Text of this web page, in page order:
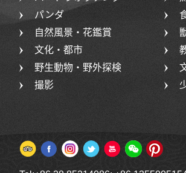
パンダ
自然風景・花鑑賞
文化・都市
野生動物・野外探検
撮影